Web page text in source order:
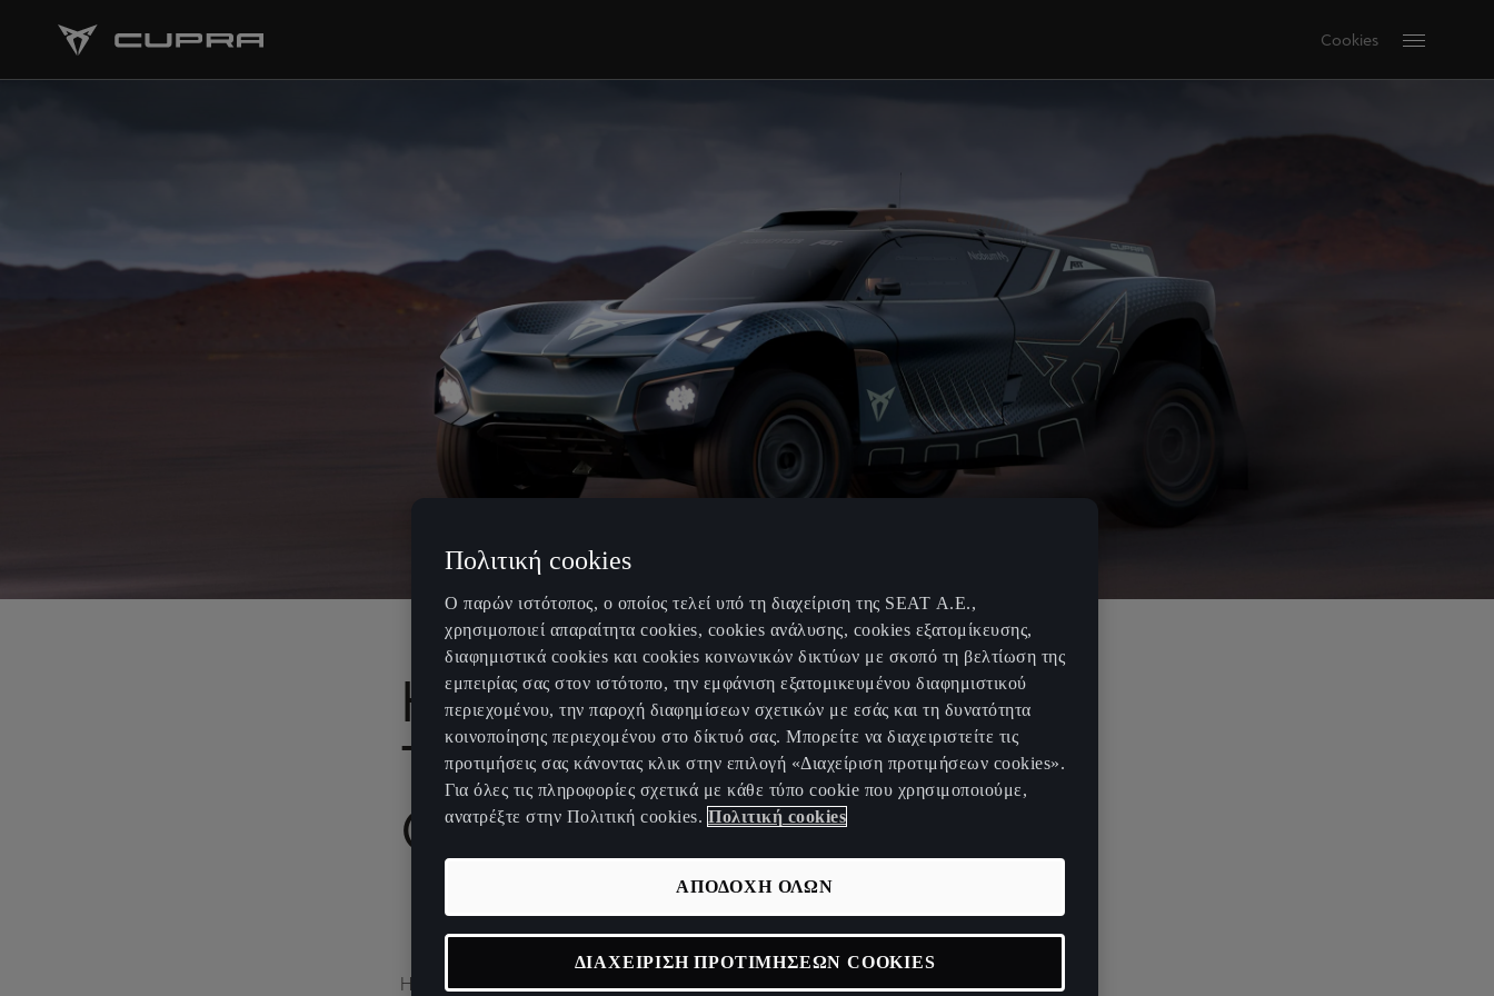
Cookies
Η CUPRA αποκαλύπτει το
Tavascan Extreme E
Concept.
H CUPRA ενσωματώνει το DNA της μάρκας στο CUPRA Tavascan Extreme E Concept.
Πολιτική cookies
Ο παρών ιστότοπος, ο οποίος τελεί υπό τη διαχείριση της SEAT Α.Ε.,
χρησιμοποιεί απαραίτητα cookies, cookies ανάλυσης, cookies εξατομίκευσης,
διαφημιστικά cookies και cookies κοινωνικών δικτύων με σκοπό τη βελτίωση της
εμπειρίας σας στον ιστότοπο, την εμφάνιση εξατομικευμένου διαφημιστικού
περιεχομένου, την παροχή διαφημίσεων σχετικών με εσάς και τη δυνατότητα
κοινοποίησης περιεχομένου στο δίκτυό σας. Μπορείτε να διαχειριστείτε τις
προτιμήσεις σας κάνοντας κλικ στην επιλογή «Διαχείριση προτιμήσεων cookies».
Για όλες τις πληροφορίες σχετικά με κάθε τύπο cookie που χρησιμοποιούμε,
ανατρέξτε στην Πολιτική cookies. Πολιτική cookies
ΑΠΟΔΟΧΗ ΟΛΩΝ
ΔΙΑΧΕΙΡΙΣΗ ΠΡΟΤΙΜΗΣΕΩΝ COOKIES